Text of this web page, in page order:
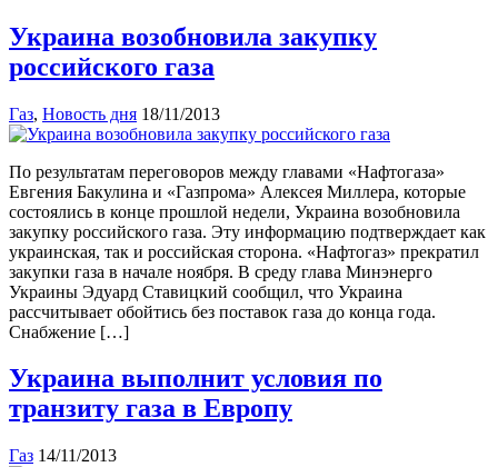
Украина возобновила закупку
российского газа
Газ, Новость дня 18/11/2013
По результатам переговоров между главами «Нафтогаза»
Евгения Бакулина и «Газпрома» Алексея Миллера, которые
состоялись в конце прошлой недели, Украина возобновила
закупку российского газа. Эту информацию подтверждает как
украинская, так и российская сторона. «Нафтогаз» прекратил
закупки газа в начале ноября. В среду глава Минэнерго
Украины Эдуард Ставицкий сообщил, что Украина
рассчитывает обойтись без поставок газа до конца года.
Снабжение […]
Украина выполнит условия по
транзиту газа в Европу
Газ 14/11/2013